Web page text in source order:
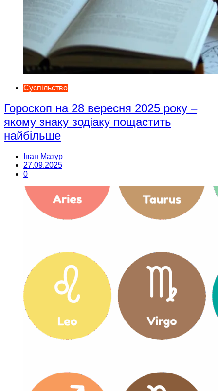
Суспільство
Гороскоп на 28 вересня 2025 року –
якому знаку зодіаку пощастить
найбільше
Іван Мазур
27.09.2025
0